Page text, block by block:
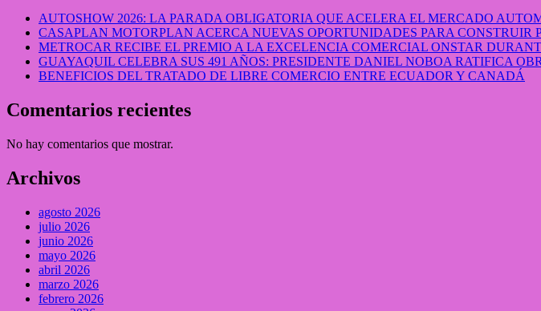
AUTOSHOW 2026: LA PARADA OBLIGATORIA QUE ACELERA EL MERCADO
CASAPLAN MOTORPLAN ACERCA NUEVAS OPORTUNIDADES PARA
METROCAR RECIBE EL PREMIO A LA EXCELENCIA COMERCIAL ONSTAR
GUAYAQUIL CELEBRA SUS 491 AÑOS: PRESIDENTE DANIEL NOBOA RATIFICA
BENEFICIOS DEL TRATADO DE LIBRE COMERCIO ENTRE ECUADOR Y CANADÁ
Comentarios recientes
No hay comentarios que mostrar.
Archivos
agosto 2026
julio 2026
junio 2026
mayo 2026
abril 2026
marzo 2026
febrero 2026